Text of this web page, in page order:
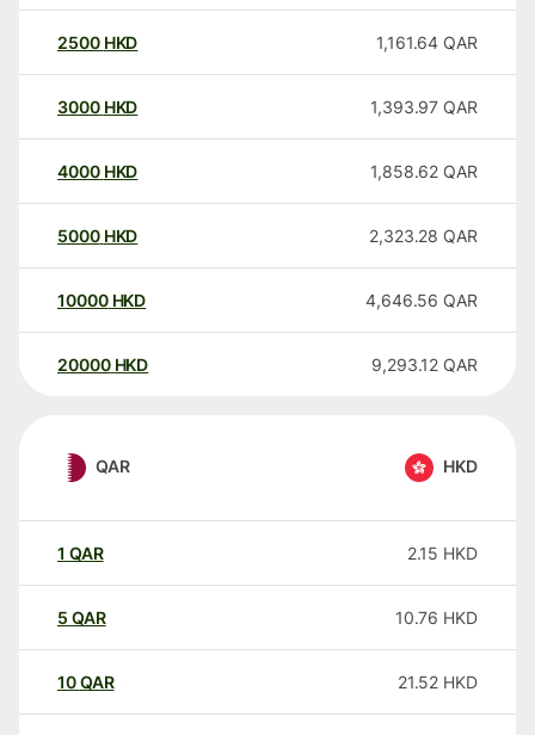
2500 HKD 1,161.64 QAR
3000 HKD 1,393.97 QAR
4000 HKD 1,858.62 QAR
5000 HKD 2,323.28 QAR
10000 HKD 4,646.56 QAR
20000 HKD 9,293.12 QAR
QAR HKD
1 QAR 2.15 HKD
5 QAR 10.76 HKD
10QAR 21.52 HKD